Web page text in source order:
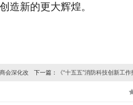
造新的更大辉煌。
会深化改 下一篇： 《“十五五”消防科技创新工